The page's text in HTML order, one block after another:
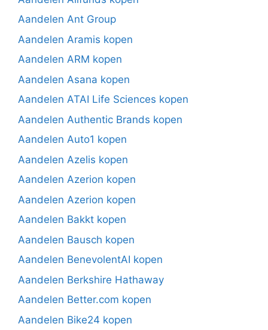
Aandelen Ant Group
Aandelen Aramis kopen
Aandelen ARM kopen
Aandelen Asana kopen
Aandelen ATAI Life Sciences kopen
Aandelen Authentic Brands kopen
Aandelen Auto1 kopen
Aandelen Azelis kopen
Aandelen Azerion kopen
Aandelen Azerion kopen
Aandelen Bakkt kopen
Aandelen Bausch kopen
Aandelen BenevolentAI kopen
Aandelen Berkshire Hathaway
Aandelen Better.com kopen
Aandelen Bike24 kopen